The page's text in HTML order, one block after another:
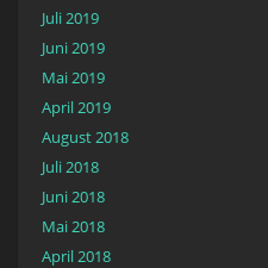
Juli 2019
Juni 2019
Mai 2019
April 2019
August 2018
Juli 2018
Juni 2018
Mai 2018
April 2018